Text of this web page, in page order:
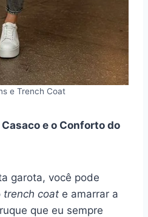
e Trench Coat
e o Conforto do
garota, você pode
trench coat e amarrar a
que eu sempre